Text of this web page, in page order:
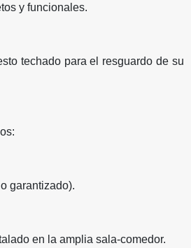
y funcionales.
techado para el resguardo de su
garantizado).
en la amplia sala-comedor.